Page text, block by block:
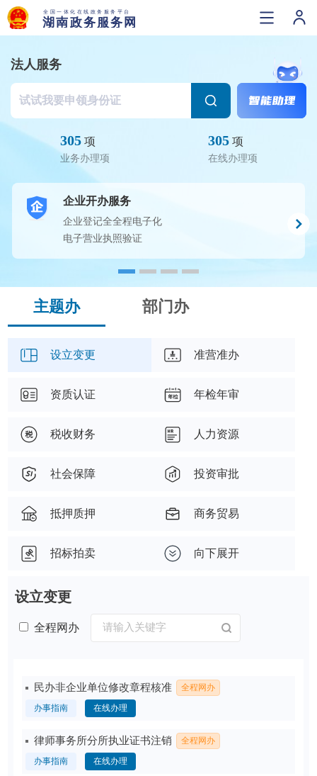
法人服务
305 项
业务办理项
305 项
在线办理项
企业开办服务
企业登记全全程电子化
电子营业执照验证
主题办 部门办
设立变更 准营准办
资质认证 年检年审
税收财务 人力资源
社会保障 投资审批
抵押质押 商务贸易
招标拍卖 向下展开
设立变更
全程网办